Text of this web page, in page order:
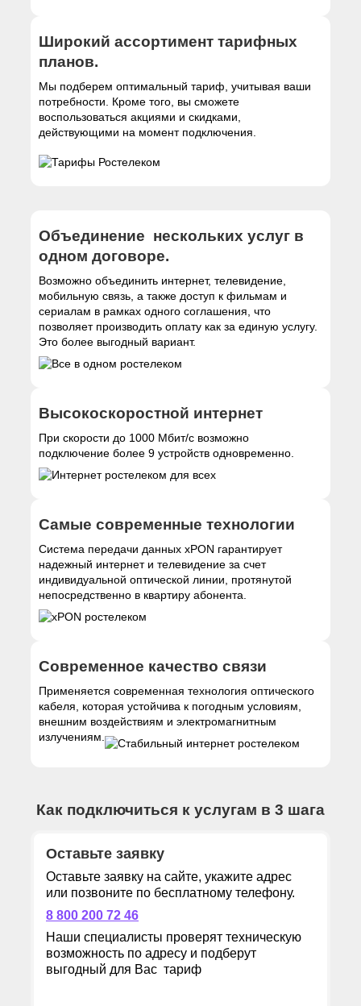
Широкий ассортимент тарифных
планов.
Мы подберем оптимальный тариф, учитывая ваши
потребности. Кроме того, вы сможете
воспользоваться акциями и скидками,
действующими на момент подключения.
Объединение нескольких услуг в
одном договоре.
Возможно объединить интернет, телевидение,
мобильную связь, а также доступ к фильмам и
сериалам в рамках одного соглашения, что
позволяет производить оплату как за единую услугу.
Это более выгодный вариант.
Высокоскоростной интернет
При скорости до 1000 Мбит/с возможно
подключение более 9 устройств одновременно.
Самые современные технологии
Система передачи данных xPON гарантирует
надежный интернет и телевидение за счет
индивидуальной оптической линии, протянутой
непосредственно в квартиру абонента.
Современное качество связи
Применяется современная технология оптического
кабеля, которая устойчива к погодным условиям,
внешним воздействиям и электромагнитным
излучениям.
Как подключиться к услугам в 3 шага
Оставьте заявку
Оставьте заявку на сайте, укажите адрес
или позвоните по бесплатному телефону.
8 800 200 72 46
Наши специалисты проверят техническую
возможность по адресу и подберут
выгодный для Вас тариф